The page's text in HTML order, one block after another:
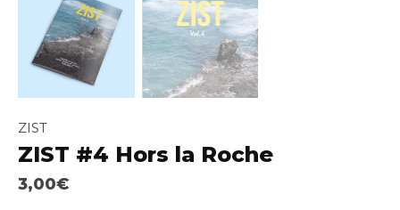
ZIST
ZIST #4 Hors la Roche
3,00€